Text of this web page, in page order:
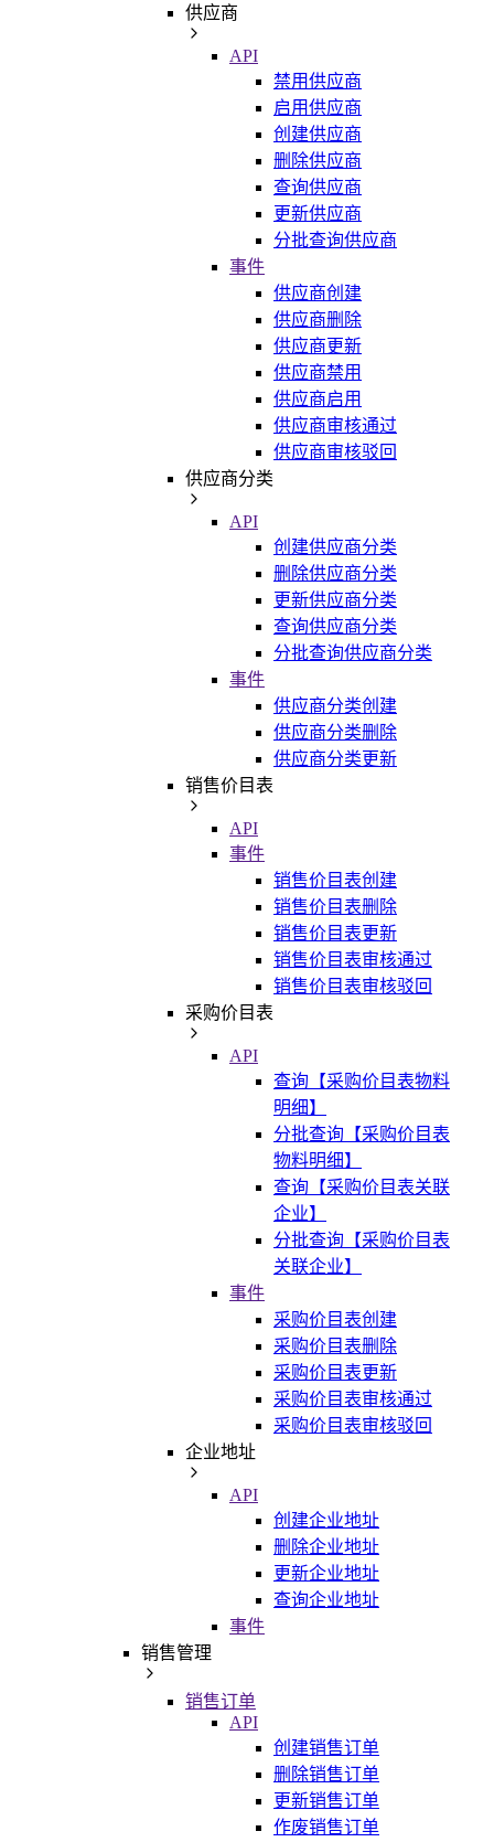
供应商
API
禁用供应商
启用供应商
创建供应商
删除供应商
查询供应商
更新供应商
分批查询供应商
事件
供应商创建
供应商删除
供应商更新
供应商禁用
供应商启用
供应商审核通过
供应商审核驳回
供应商分类
API
创建供应商分类
删除供应商分类
更新供应商分类
查询供应商分类
分批查询供应商分类
事件
供应商分类创建
供应商分类删除
供应商分类更新
销售价目表
API
事件
销售价目表创建
销售价目表删除
销售价目表更新
销售价目表审核通过
销售价目表审核驳回
采购价目表
API
查询【采购价目表物料
明细】
分批查询【采购价目表
物料明细】
查询【采购价目表关联
企业】
分批查询【采购价目表
关联企业】
事件
采购价目表创建
采购价目表删除
采购价目表更新
采购价目表审核通过
采购价目表审核驳回
企业地址
API
创建企业地址
删除企业地址
更新企业地址
查询企业地址
事件
销售管理
销售订单
API
创建销售订单
删除销售订单
更新销售订单
作废销售订单